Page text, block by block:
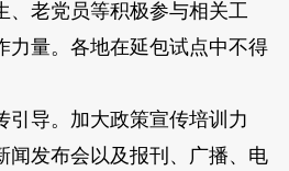
、老党员等积极参与相关工
力量。各地在延包试点中不得
导。加大政策宣传培训力
闻发布会以及报刊、广播、电